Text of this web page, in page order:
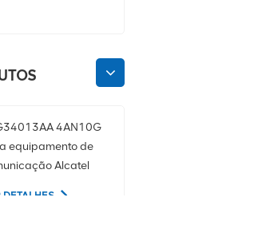
4AN10G
equipamento de
Alcatel
DETALHES